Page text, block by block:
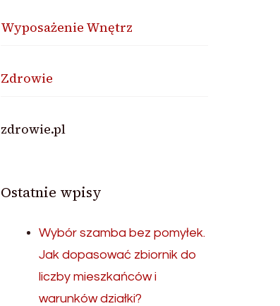
Wyposażenie Wnętrz
Zdrowie
zdrowie.pl
Ostatnie wpisy
Wybór szamba bez pomyłek.
Jak dopasować zbiornik do
liczby mieszkańców i
warunków działki?